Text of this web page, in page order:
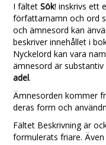
I fältetSök! inskrivs ett
författarnamn och ord
och ämnesord kan
beskriver innehållet i
Nyckelord kan vara
ämnesord är
adel.
Ämnesorden kommer
deras form och
Fältet Beskrivning är
formulerats friare.